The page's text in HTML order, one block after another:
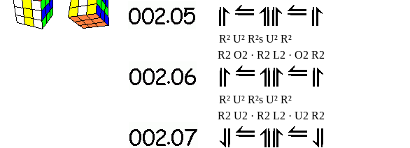
R² U² R²s U² R²
R2 O2 · R2 L2 · O2 R2
R² U² R²s U² R²
R2 U2 · R2 L2 · U2 R2